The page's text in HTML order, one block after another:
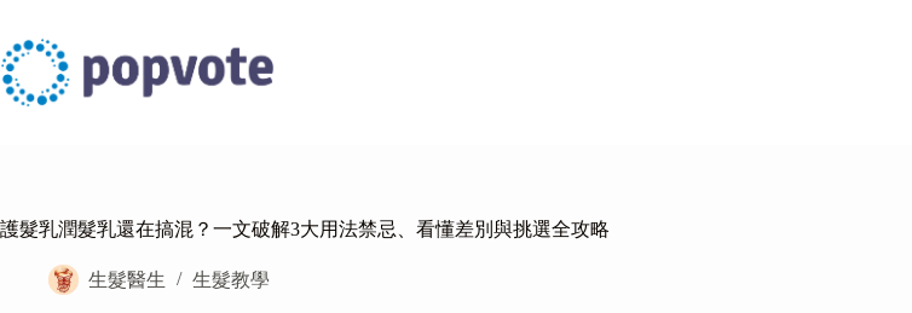
content
護髮乳潤髮乳還在搞混？一文破解3大用法禁忌、看懂差別與挑選全攻略
生髮醫生 生髮教學